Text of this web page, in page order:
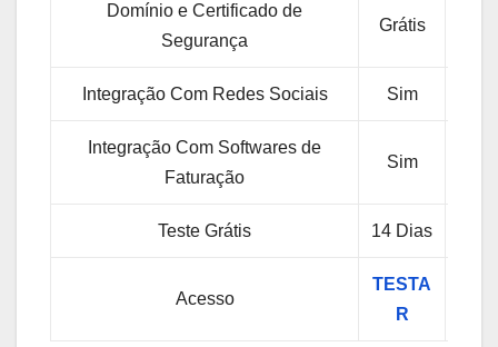
Domínio e Certificado de
Segurança
Grátis
Integração Com Redes Sociais Sim
Integração Com Softwares de
Faturação
Sim
Teste Grátis 14 Dias
Acesso
TESTA
R